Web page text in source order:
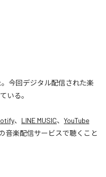
。今回デジタル配信された楽
いる。
、 LINE MUSIC、 YouTube
音楽配信サービスで聴くこと